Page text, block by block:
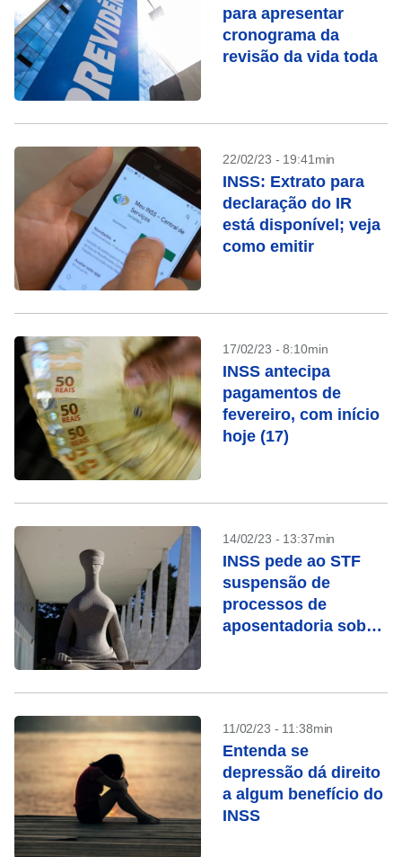
para apresentar
cronograma da
revisão da vida toda
22/02/23 - 19:41min
INSS: Extrato para
declaração do IR
está disponível; veja
como emitir
17/02/23 - 8:10min
INSS antecipa
pagamentos de
fevereiro, com início
hoje (17)
14/02/23 - 13:37min
INSS pede ao STF
suspensão de
processos de
aposentadoria sob
11/02/23 - 11:38min
Entenda se
depressão dá direito
a algum benefício do
INSS